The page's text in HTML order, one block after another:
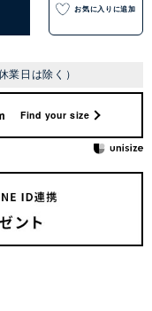
お気に入りに追加
業日は除く）
Find your size